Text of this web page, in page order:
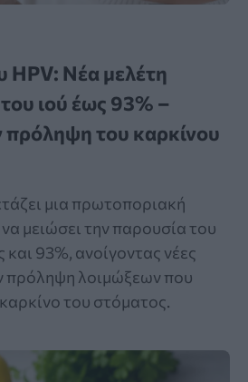
HPV: Νέα μελέτη
ιού έως 93% –
πρόληψη του καρκίνου
μια πρωτοποριακή
μειώσει την παρουσία του
93%, ανοίγοντας νέες
πρόληψη λοιμώξεων που
του στόματος.